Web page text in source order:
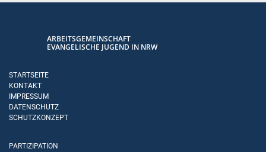
ARBEITSGEMEINSCHAFT
EVANGELISCHE JUGEND IN NRW
STARTSEITE
KONTAKT
IMPRESSUM
DATENSCHUTZ
SCHUTZKONZEPT
PARTIZIPATION